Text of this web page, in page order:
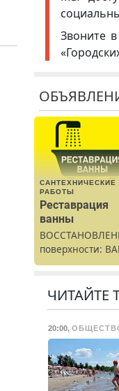
Звоните
САНТЕХНИЧЕСКИЕ
РАБОТЫ
Реставрация
ванны
поверхности:
раковины,
скола до полной
реставрации.
ЧИТАЙТЕ
20:00,